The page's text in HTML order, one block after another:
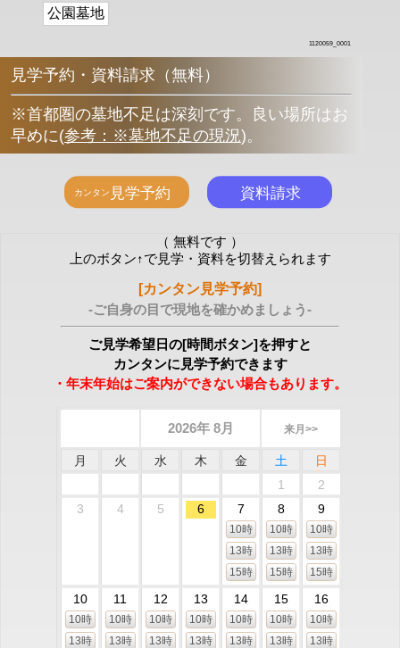
公園墓地
1120059_0001
見学予約・資料請求（無料）
※首都圏の墓地不足は深刻です。良い場所はお
早めに(参考：※墓地不足の現況)。
（ 無料です ）
上のボタン↑で見学・資料を切替えられます
[カンタン見学予約]
-ご自身の目で現地を確かめましょう-
ご見学希望日の[時間ボタン]を押すと
カンタンに見学予約できます
・年末年始はご案内ができない場合もあります。
2026年 8月 来月>>
月 火 水 木 金 土
日
1
2
3
4 5 6 7
10時
13時
15時
8
10時
13時
15時
9
10時
13時
15時
10
10時
13時
11
10時
13時
12
10時
13時
13
10時
13時
14
10時
13時
15
10時
13時
16
10時
13時